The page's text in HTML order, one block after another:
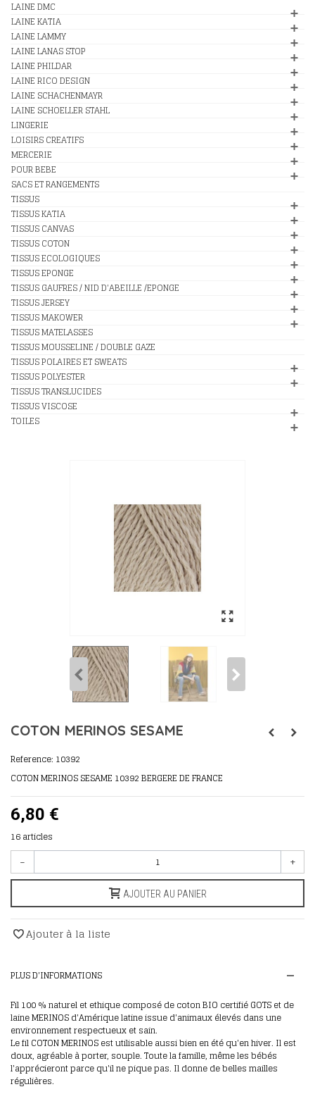
LAINE DMC
LAINE KATIA
LAINE LAMMY
LAINE LANAS STOP
LAINE PHILDAR
LAINE RICO DESIGN
LAINE SCHACHENMAYR
LAINE SCHOELLER STAHL
LINGERIE
LOISIRS CREATIFS
MERCERIE
POUR BEBE
SACS ET RANGEMENTS
TISSUS
TISSUS KATIA
TISSUS CANVAS
TISSUS COTON
TISSUS ECOLOGIQUES
TISSUS EPONGE
TISSUS GAUFRES / NID D'ABEILLE /EPONGE
TISSUS JERSEY
TISSUS MAKOWER
TISSUS MATELASSES
TISSUS MOUSSELINE / DOUBLE GAZE
TISSUS POLAIRES ET SWEATS
TISSUS POLYESTER
TISSUS TRANSLUCIDES
TISSUS VISCOSE
TOILES
COTON MERINOS SESAME
Reference: 10392
COTON MERINOS SESAME 10392 BERGERE DE FRANCE
6,80 €
16articles
- +
AJOUTER AU PANIER
Ajouter à la liste
PLUS D'INFORMATIONS
Fil 100 % naturel et ethique composé de coton BIO certifié GOTS et de
laine MERINOS d'Amérique latine issue d'animaux élevés dans une
environnement respectueux et sain.
Le fil COTON MERINOS est utilisable aussi bien en été qu'en hiver. Il est
doux, agréable à porter, souple. Toute la famille, même les bébés
l'apprécieront parce qu'il ne pique pas. Il donne de belles mailles
régulières.